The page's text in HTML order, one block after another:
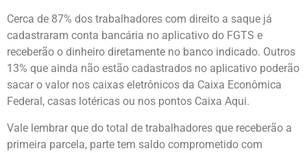
Cerca de 87% dos trabalhadores com direito a saque já
cadastraram conta bancária no aplicativo do FGTS e
receberão o dinheiro diretamente no banco indicado. Outros
13% que ainda não estão cadastrados no aplicativo poderão
sacar o valor nos caixas eletrônicos da Caixa Econômica
Federal, casas lotéricas ou nos pontos Caixa Aqui.
Vale lembrar que do total de trabalhadores que receberão a
primeira parcela, parte tem saldo comprometido com